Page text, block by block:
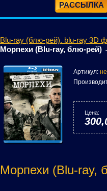
РАССЫЛКА
Blu-ray (блю-рей). blu-ray 3D
Морпехи (Blu-ray, блю-рей)
Артикул:
Цена:
Морпехи (Blu-ray,